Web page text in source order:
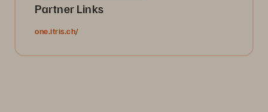
Partner Links
one.itris.ch/